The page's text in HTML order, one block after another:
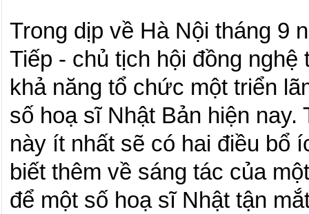
Trong dịp về Hà Nội tháng 9
Tiếp - chủ tịch hội đồng
khả năng tổ chức một triển
số hoạ sĩ Nhật Bản hiện nay.
này ít nhất sẽ có hai điều bổ
biết thêm về sáng tác của
để một số hoạ sĩ Nhật tận